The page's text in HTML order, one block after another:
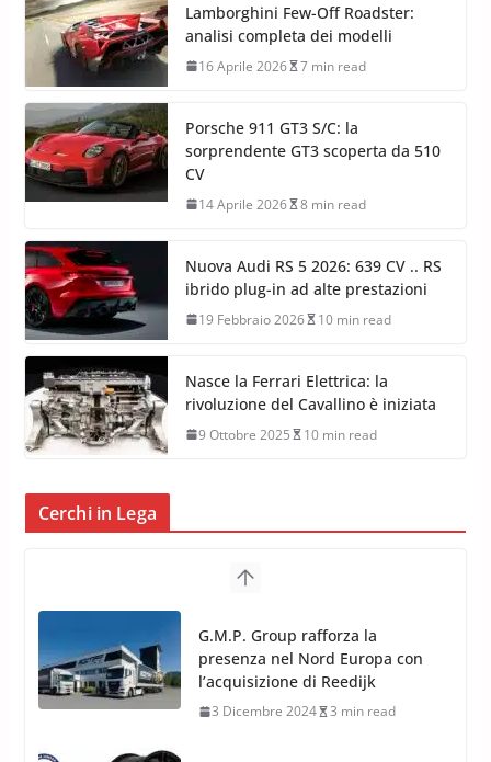
Lamborghini Few-Off Roadster:
analisi completa dei modelli
16 Aprile 2026 7 min read
Porsche 911 GT3 S/C: la
sorprendente GT3 scoperta da 510
CV
14 Aprile 2026 8 min read
Nuova Audi RS 5 2026: 639 CV .. RS
ibrido plug-in ad alte prestazioni
19 Febbraio 2026 10 min read
Nasce la Ferrari Elettrica: la
rivoluzione del Cavallino è iniziata
9 Ottobre 2025 10 min read
Cerchi in Lega
TPMS Alcar Sensor – Sistemi di
Monitoraggio Pressione
Pneumatici
4 Aprile 2022 3 min read